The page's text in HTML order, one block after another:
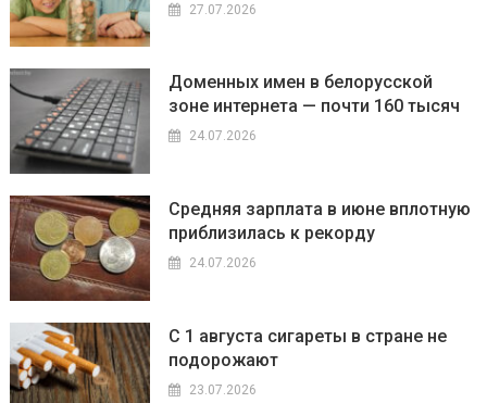
27.07.2026
Доменных имен в белорусской
зоне интернета — почти 160 тысяч
24.07.2026
Средняя зарплата в июне вплотную
приблизилась к рекорду
24.07.2026
С 1 августа сигареты в стране не
подорожают
23.07.2026